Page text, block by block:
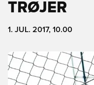
TRØJER
1. JUL. 2017, 10.00